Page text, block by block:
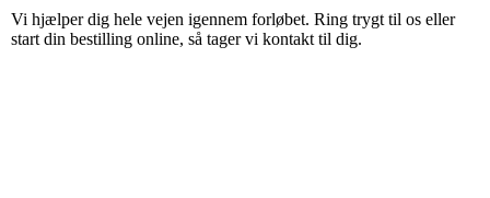
Vi hjælper dig hele vejen igennem forløbet. Ring trygt til os eller
start din bestilling online, så tager vi kontakt til dig.